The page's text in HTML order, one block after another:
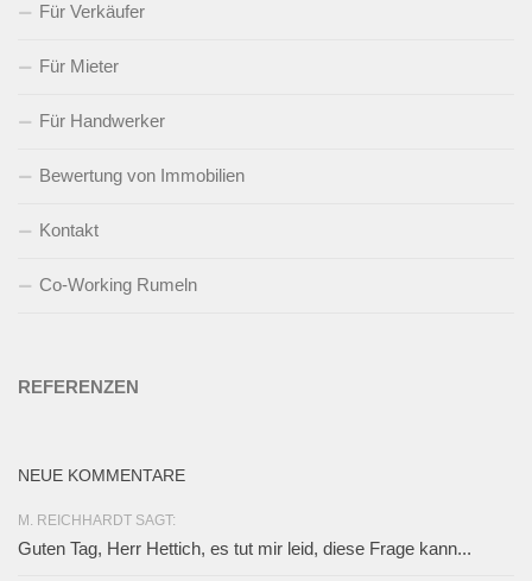
Für Verkäufer
Für Mieter
Für Handwerker
Bewertung von Immobilien
Kontakt
Co-Working Rumeln
REFERENZEN
NEUE KOMMENTARE
M. REICHHARDT SAGT:
Guten Tag, Herr Hettich, es tut mir leid, diese Frage kann...